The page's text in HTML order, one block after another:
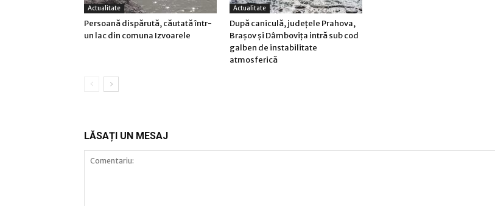
Actualitate
Persoană dispărută, căutată într-
un lac din comuna Izvoarele
Actualitate
După caniculă, județele Prahova,
Brașov și Dâmbovița intră sub cod
galben de instabilitate
atmosferică
LĂSAȚI UN MESAJ